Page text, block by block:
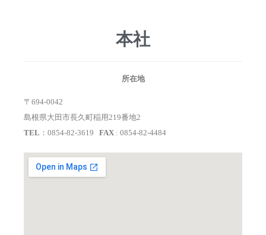
本社
所在地
〒694-0042
島根県大田市長久町稲用219番地2
TEL ：0854-82-3619 FAX : 0854-82-4484